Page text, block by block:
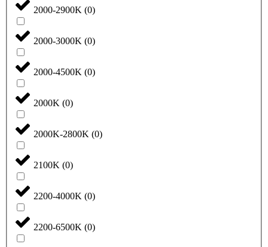
2000-2900K (0)
2000-3000K (0)
2000-4500K (0)
2000K (0)
2000K-2800K (0)
2100K (0)
2200-4000K (0)
2200-6500K (0)